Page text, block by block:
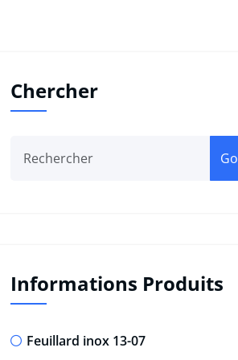
Chercher
Go
Informations Produits
Feuillard inox 13-07